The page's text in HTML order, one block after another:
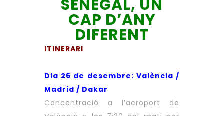
SENEGAL, UN
CAP D’ANY
DIFERENT
ITINERARI
Dia 26 de desembre: València /
Madrid / Dakar
Concentració a l’aeroport de